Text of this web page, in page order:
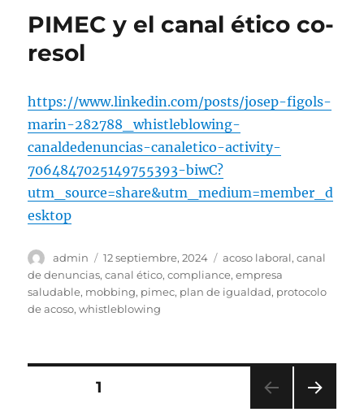
PIMEC y el canal ético co-
resol
https://www.linkedin.com/posts/josep-figols-
marin-282788_whistleblowing-
canaldedenuncias-canaletico-activity-
7064847025149755393-biwC?
utm_source=share&utm_medium=member_d
esktop
Autor
admin
Publicado
el
12 septiembre, 2024 Etiquetas
acoso laboral,canal
de denuncias,canal ético,compliance,empresa
saludable, mobbing, pimec, plan de igualdad, protocolo
de acoso,whistleblowing
Navegación
PÁGINA1